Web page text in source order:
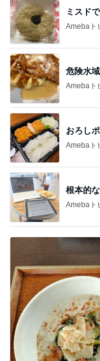
ミスド
Amebaト
危険水
Amebaト
おろし
Amebaト
根本的
Amebaト